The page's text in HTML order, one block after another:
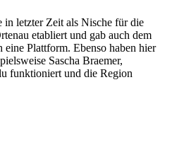
in letzter Zeit als Nische für die
etabliert und gab auch dem
Plattform. Ebenso haben hier
Sascha Braemer,
funktioniert und die Region